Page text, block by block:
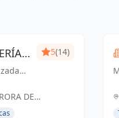
de
5(14)
DE
9, España